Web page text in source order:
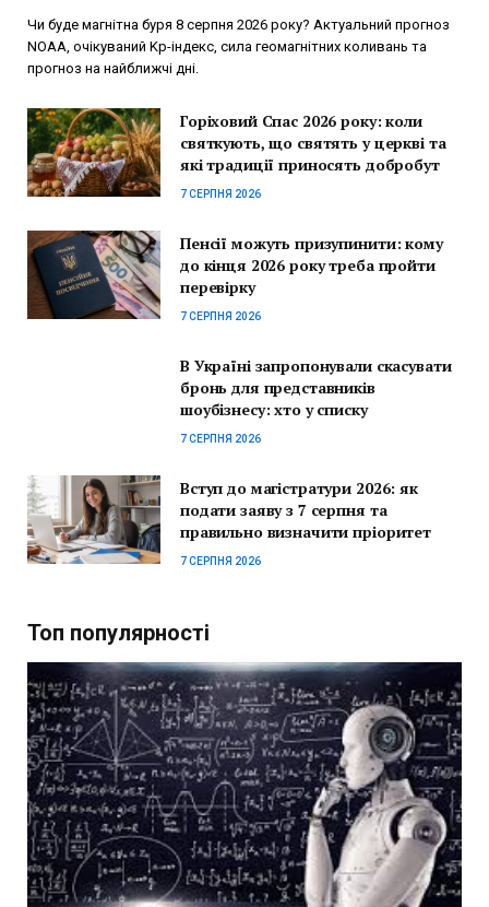
Чи буде магнітна буря 8 серпня 2026 року? Актуальний прогноз
NOAA, очікуваний Kp-індекс, сила геомагнітних коливань та
прогноз на найближчі дні.
Горіховий Спас 2026 року: коли
святкують, що святять у церкві та
які традиції приносять добробут
7 СЕРПНЯ 2026
Пенсії можуть призупинити: кому
до кінця 2026 року треба пройти
перевірку
7 СЕРПНЯ 2026
В Україні запропонували скасувати
бронь для представників
шоубізнесу: хто у списку
7 СЕРПНЯ 2026
Вступ до магістратури 2026: як
подати заяву з 7 серпня та
правильно визначити пріоритет
7 СЕРПНЯ 2026
Топ популярності